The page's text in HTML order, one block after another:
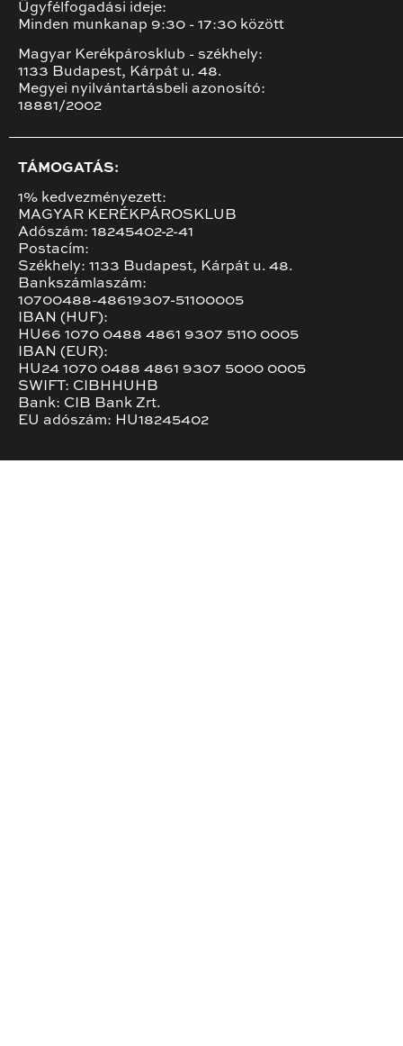
Ügyfélfogadási ideje:
Minden munkanap 9:30 - 17:30 között
Magyar Kerékpárosklub - székhely:
1133 Budapest, Kárpát u. 48.
Megyei nyilvántartásbeli azonosító:
18881/2002
TÁMOGATÁS:
1% kedvezményezett:
MAGYAR KERÉKPÁROSKLUB
Adószám: 18245402-2-41
Postacím:
Székhely: 1133 Budapest, Kárpát u. 48.
Bankszámlaszám:
10700488-48619307-51100005
IBAN (HUF):
HU66 1070 0488 4861 9307 5110 0005
IBAN (EUR):
HU24 1070 0488 4861 9307 5000 0005
SWIFT: CIBHHUHB
Bank: CIB Bank Zrt.
EU adószám: HU18245402